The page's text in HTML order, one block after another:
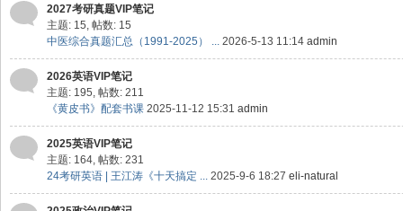
2027考研真题VIP笔记
主题: 15, 帖数: 15
中医综合真题汇总（1991-2025） ... 2026-5-13 11:14 admin
2026英语VIP笔记
主题: 195, 帖数: 211
《黄皮书》配套书课 2025-11-12 15:31 admin
2025英语VIP笔记
主题: 164, 帖数: 231
24考研英语 | 王江涛《十天搞定 ... 2025-9-6 18:27 eli-natural